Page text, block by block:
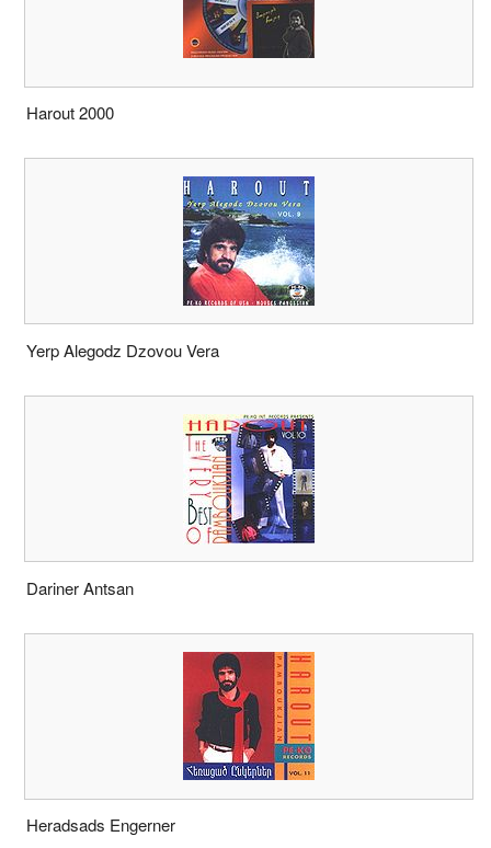
Harout 2000
Yerp Alegodz Dzovou Vera
Dariner Antsan
Heradsads Engerner